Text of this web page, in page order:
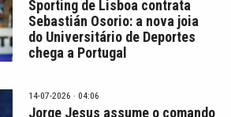
Sporting de Lisboa contrata
Sebastián Osorio: a nova joia
do Universitário de Deportes
chega a Portugal
14-07-2026 · 04:06
Jorge Jesus assume o comando